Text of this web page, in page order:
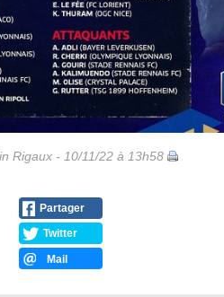
Rigaux - 10/11/22 à 13h58
Partager
Twitter
Mail